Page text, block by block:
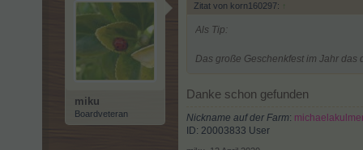
miku
Boardveteran
Zitat von korn160297: ↑
Als Tip:
Das große Geschenkfest im Jahr das
Danke schon gefunden
Nickname auf der Farm:
ID: 20003833 User